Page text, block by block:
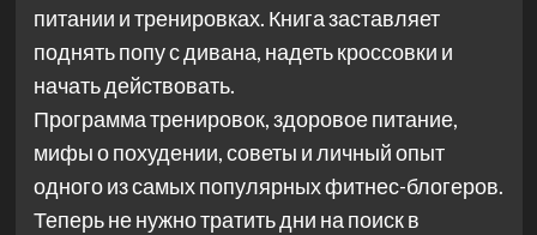
питании и тренировках. Книга заставляет
поднять попу с дивана, надеть кроссовки и
начать действовать.
Программа тренировок, здоровое питание,
мифы о похудении, советы и личный опыт
одного из самых популярных фитнес-блогеров.
Теперь не нужно тратить дни на поиск в